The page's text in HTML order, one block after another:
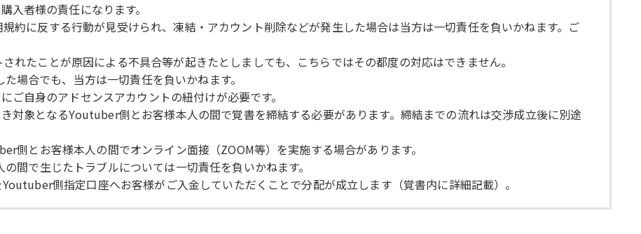
入者様の責任になります。
約に反する行動が見受けられ、凍結・アカウント削除などが発生した場合は当方は一切責任を負いかねます。ご
れたことが原因による不具合等が起きたとしましても、こちらではその都度の対応はできません。
場合でも、当方は一切責任を負いかねます。
ご自身のアドセンスアカウントの紐付けが必要です。
対象となるYoutuber側とお客様本人の間で覚書を締結する必要があります。締結までの流れは交渉成立後に別途
側とお客様本人の間でオンライン面接（ZOOM等）を実施する場合があります。
間で生じたトラブルについては一切責任を負いかねます。
側指定口座へお客様がご入金していただくことで分配が成立します（覚書内に詳細記載）。